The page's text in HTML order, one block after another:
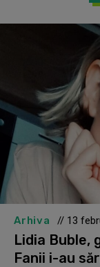
Arhiva // 13
Lidia
Fanii i-au